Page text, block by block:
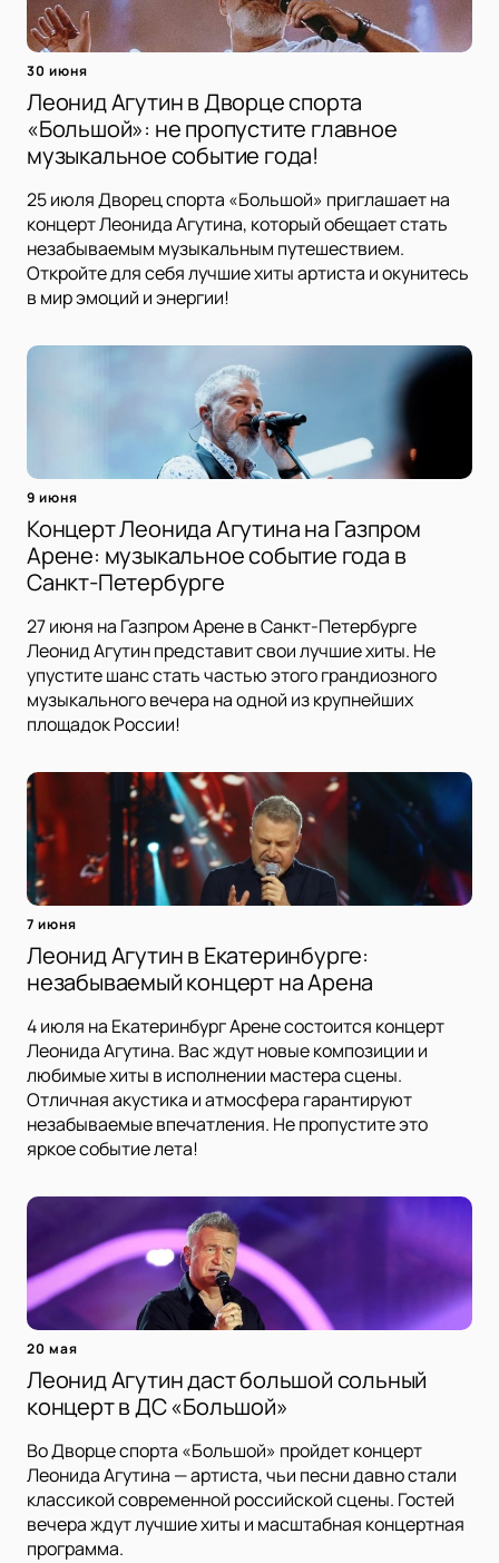
30 июня
Леонид Агутин в Дворце спорта
«Большой»: не пропустите главное
музыкальное событие года!
25 июля Дворец спорта «Большой» приглашает на
концерт Леонида Агутина, который обещает стать
незабываемым музыкальным путешествием.
Откройте для себя лучшие хиты артиста и окунитесь
в мир эмоций и энергии!
9 июня
Концерт Леонида Агутина на Газпром
Арене: музыкальное событие года в
Санкт-Петербурге
27 июня на Газпром Арене в Санкт-Петербурге
Леонид Агутин представит свои лучшие хиты. Не
упустите шанс стать частью этого грандиозного
музыкального вечера на одной из крупнейших
площадок России!
7 июня
Леонид Агутин в Екатеринбурге:
незабываемый концерт на Арена
4 июля на Екатеринбург Арене состоится концерт
Леонида Агутина. Вас ждут новые композиции и
любимые хиты в исполнении мастера сцены.
Отличная акустика и атмосфера гарантируют
незабываемые впечатления. Не пропустите это
яркое событие лета!
20 мая
Леонид Агутин даст большой сольный
концерт в ДС «Большой»
Во Дворце спорта «Большой» пройдет концерт
Леонида Агутина — артиста, чьи песни давно стали
классикой современной российской сцены. Гостей
вечера ждут лучшие хиты и масштабная концертная
программа.